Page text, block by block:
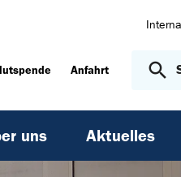
Anfahrt
uns Aktuelles